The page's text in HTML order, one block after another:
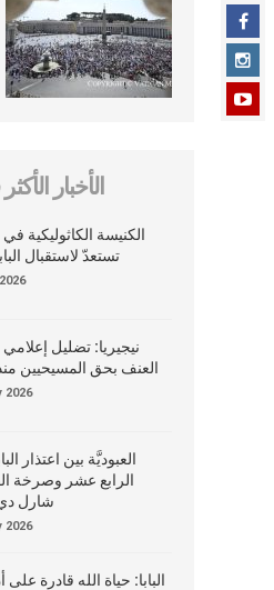
الأخبار
الكنيسة الكاثوليكية
تستعدّ لاستقبال
نيجيريا: تضليل إعلامي
العنف بحق المسيحيين
2026
العبوديَّة بين اعتذار
الرابع عشر وصرخة
شارل
2026
البابا: حياة الله قادرة على